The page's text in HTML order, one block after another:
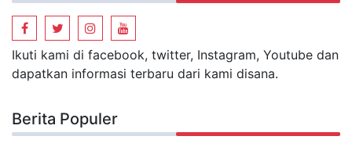
Ikuti kami di facebook, twitter, Instagram, Youtube dan
dapatkan informasi terbaru dari kami disana.
Berita Populer